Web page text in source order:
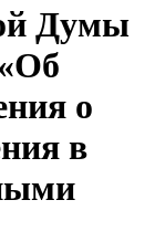
Думы
о
в